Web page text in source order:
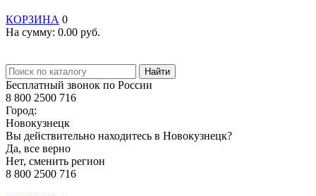
КОРЗИНА 0
На сумму: 0.00 руб.
Найти
Бесплатный звонок по России
8 800 2500 716
Город:
Новокузнецк
Вы действительно находитесь в Новокузнецк?
Да, все верно
Нет, сменить регион
8 800 2500 716